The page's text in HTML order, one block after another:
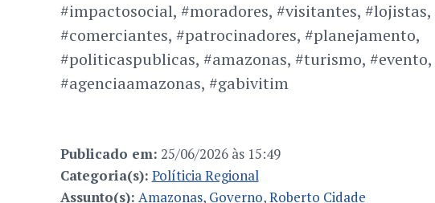
#impactosocial, #moradores, #visitantes, #lojistas,
#comerciantes, #patrocinadores, #planejamento,
#politicaspublicas, #amazonas, #turismo, #evento,
#agenciaamazonas, #gabivitim
Publicado em: 25/06/2026 às 15:49
Categoria(s): Políticia Regional
Assunto(s): Amazonas, Governo,Roberto Cidade